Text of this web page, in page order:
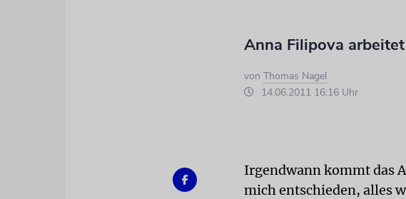
Anna Filipova
von Thomas Nagel
14.06.2011 16:16 Uhr
Irgendwann kommt das
mich entschieden, alles